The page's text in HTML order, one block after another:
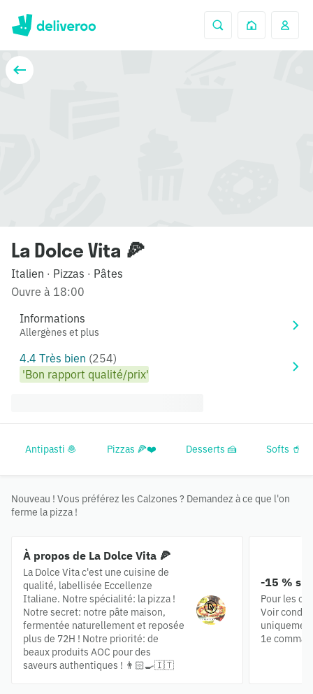
La Dolce Vita 🍕
Italien · Pizzas · Pâtes
Ouvre à 18:00
Informations
Allergènes et plus
4.4 Très bien (254)
'Bon rapport qualité/prix'
Antipasti 🧆 Pizzas 🍕❤️ Desserts 🍰 Softs 🥤
Nouveau ! Vous préférez les Calzones ? Demandez à ce que l'on
ferme la pizza !
À propos de La Dolce Vita 🍕
La Dolce Vita c'est une cuisine de
qualité, labellisée Eccellenze
Italiane. Notre spécialité: la pizza !
Notre secret: notre pâte maison,
fermentée naturellement et reposée
plus de 72H ! Notre priorité: de
beaux produits AOC pour des
saveurs authentiques ! 👨🏻‍🍳🇮🇹
-15 %
Pour les
Voir
1e